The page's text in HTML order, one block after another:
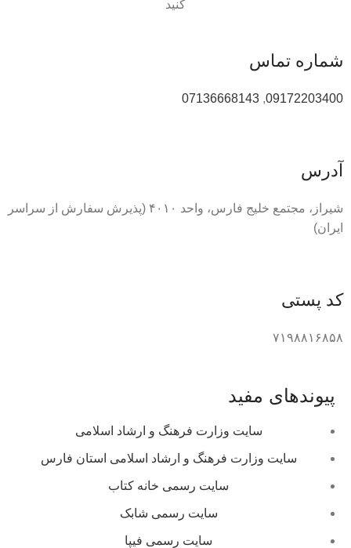
کنید
شماره تماس
09172203400
,
07136668143
آدرس
شیراز، مجتمع خلیج فارس، واحد ۴۰۱۰ (پذیرش سفارش از سراسر
ایران)
کد پستی
۷۱۹۸۸۱۶۸۵۸
پیوندهای مفید
سایت وزارت فرهنگ و ارشاد اسلامی
سایت وزارت فرهنگ و ارشاد اسلامی استان فارس
سایت رسمی خانه کتاب
سایت رسمی شابک
سایت رسمی فیپا